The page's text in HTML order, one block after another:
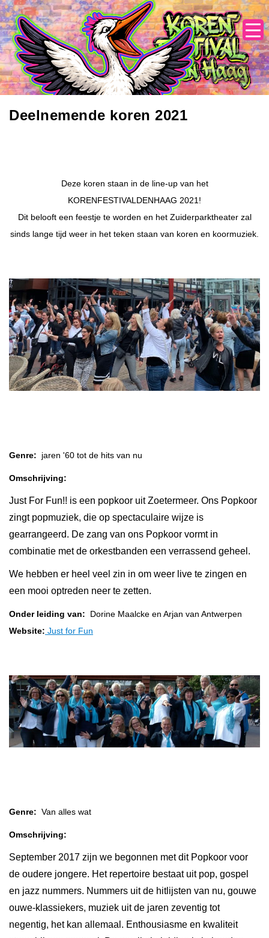
Skip
to
content
Deelnemende koren 2021
Deze koren staan in de line-up van het
KORENFESTIVALDENHAAG 2021!
Dit belooft een feestje te worden en het Zuiderparktheater zal
sinds lange tijd weer in het teken staan van koren en koormuziek.
Genre: jaren '60 tot de hits van nu
Omschrijving:
Just For Fun!! is een popkoor uit Zoetermeer. Ons Popkoor
zingt popmuziek, die op spectaculaire wijze is
gearrangeerd. De zang van ons Popkoor vormt in
combinatie met de orkestbanden een verrassend geheel.
We hebben er heel veel zin in om weer live te zingen en
een mooi optreden neer te zetten.
Onder leiding van:
Dorine Maalcke en Arjan van Antwerpen
Website: Just for Fun
Genre: Van alles wat
Omschrijving:
September 2017 zijn we begonnen met dit Popkoor voor
de oudere jongere. Het repertoire bestaat uit pop, gospel
en jazz nummers. Nummers uit de hitlijsten van nu, gouwe
ouwe-klassiekers, muziek uit de jaren zeventig tot
negentig, het kan allemaal. Enthousiasme en kwaliteit